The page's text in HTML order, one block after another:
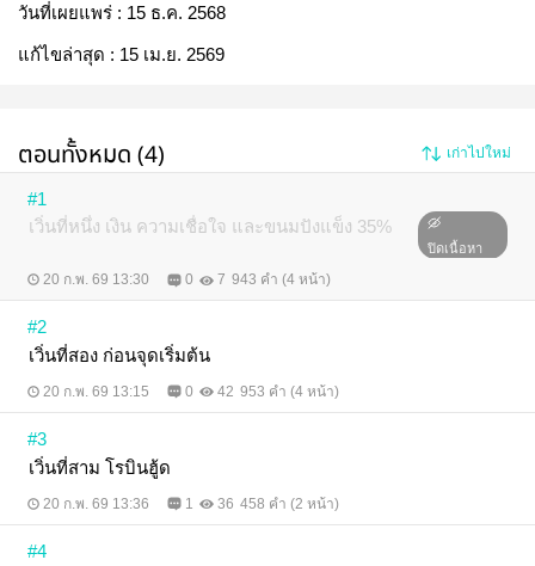
วันที่เผยแพร่ : 15 ธ.ค. 2568
แก้ไขล่าสุด : 15 เม.ย. 2569
ตอนทั้งหมด (4) เก่าไปใหม่
#1
เวิ่นที่หนึ่ง เงิน ความเชื่อใจ และขนมปังแข็ง 35%
ปิดเนื้อหา
20 ก.พ. 69 13:30 0 7 943 คำ (4 หน้า)
#2
เวิ่นที่สอง ก่อนจุดเริ่มต้น
20 ก.พ. 69 13:15 0 42 953 คำ (4 หน้า)
#3
เวิ่นที่สาม โรบินฮู้ด
20 ก.พ. 69 13:36 1 36 458 คำ (2 หน้า)
#4